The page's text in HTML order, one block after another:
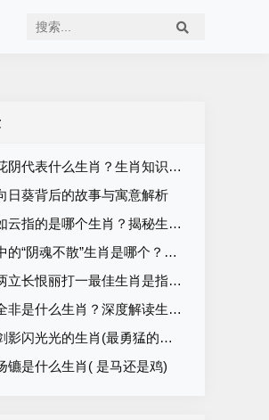
代表什么生肖？生肖知识大揭秘！
日葵背后的故事与寓意解析
指的是哪个生肖？揭秘生肖背后的含义
魂不散”生肖是哪个？详解生肖与“阴魂不散”的关联
恨丽打一最佳生肖是指什么生肖，重点解释落实
是什么生肖？深度解读生肖性格与命运！
闪光光的生肖(最勇猛的生肖)
镳是什么生肖( 是马还是鸡)